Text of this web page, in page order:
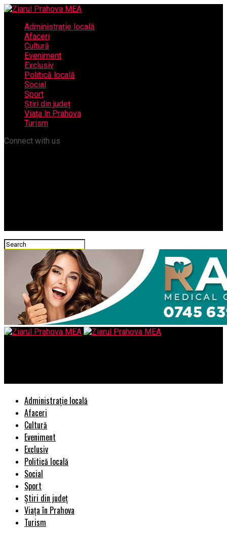
Administrație locală
Afaceri
Cultură
Eveniment
Exclusiv
Politică locală
Social
Sport
Știri din județ
Viața în Prahova
Turism
Connect with us
Administrație locală
Afaceri
Cultură
Eveniment
Exclusiv
Politică locală
Social
Sport
Știri din județ
Viața în Prahova
Turism